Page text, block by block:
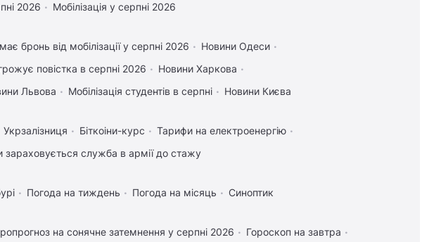
2026 Мобілізація у серпні 2026
бронь від мобілізації у серпні 2026
Новини Одеси
повістка в серпні 2026
Новини Харкова
Львова Мобілізація студентів в серпні Новини Києва
Укрзалізниця Біткоіни-курс
Тарифи на електроенергію
зараховується служба в армії до стажу
Погода на тиждень Погода на місяць Синоптик
на сонячне затемнення у серпні 2026
Гороскоп на завтра